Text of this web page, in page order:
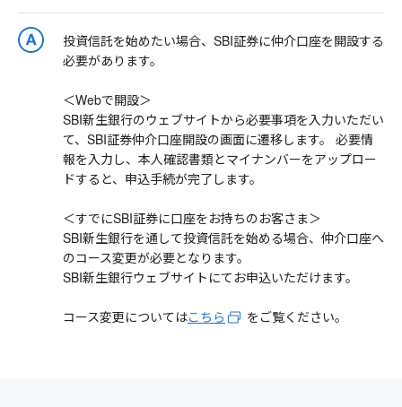
投資信託を始めたい場合、SBI証券に仲介口座を開設する
必要があります。
＜Webで開設＞
SBI新生銀行のウェブサイトから必要事項を入力いただい
て、SBI証券仲介口座開設の画面に遷移します。 必要情
報を入力し、本人確認書類とマイナンバーをアップロー
ドすると、申込手続が完了します。
＜すでにSBI証券に口座をお持ちのお客さま＞
SBI新生銀行を通して投資信託を始める場合、仲介口座へ
のコース変更が必要となります。
SBI新生銀行ウェブサイトにてお申込いただけます。
コース変更についてはこちら をご覧ください。